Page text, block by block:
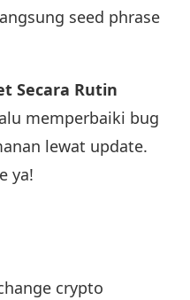
seed phrase
Secara Rutin
memperbaiki bug
lewat update.
ya!
crypto